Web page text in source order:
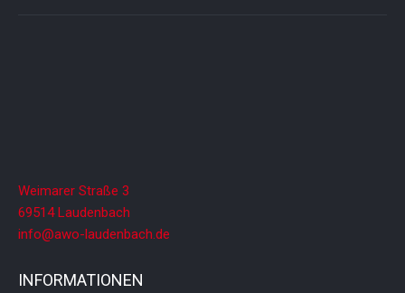
Weimarer Straße 3
69514 Laudenbach
info@awo-laudenbach.de
INFORMATIONEN